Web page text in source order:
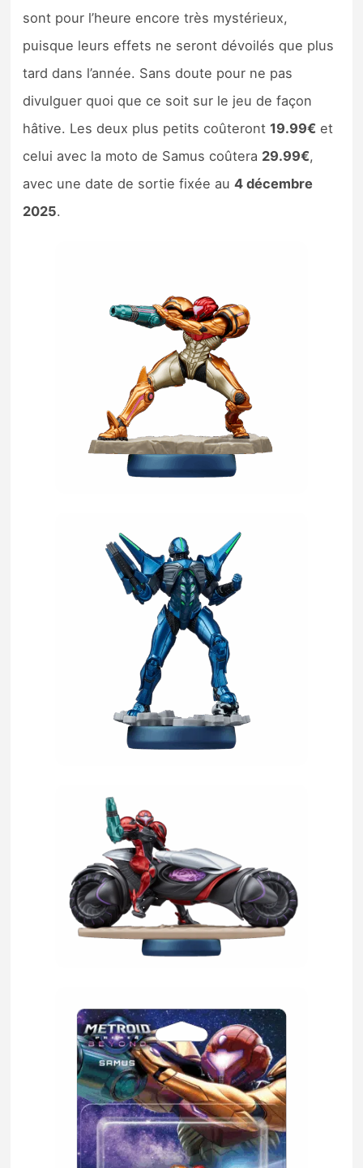
sont pour l’heure encore très mystérieux,
puisque leurs effets ne seront dévoilés que plus
tard dans l’année. Sans doute pour ne pas
divulguer quoi que ce soit sur le jeu de façon
hâtive. Les deux plus petits coûteront19.99€ et
celui avec la moto de Samus coûtera 29.99€,
avec une date de sortie fixée au4 décembre
2025.